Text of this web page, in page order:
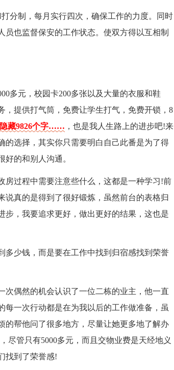
分制，每月实行四次，确保工作的力度。同时
也监督保安的工作状态。使双方得以互相制
多元，校园卡200多张以及大量的衣服和鞋
提供打气筒，免费让学生打气，免费开锁，8
藏9826个字…… ，也是我人生路上的进步吧!来
的选择，其实你只需要明白自己此番是为了得
的和别人沟通。
房过程中需要注意些什么，这都是一种学习!前
真的是得到了很好锻炼，虽然前台的表格归
步，我要追求更好，做出更好的结果，这也是
多少钱，而是要在工作中找到归宿感找到荣誉
次偶然的机会认识了一位二栋的业主，他一直
一次行动都是在为我以后的工作做准备，虽
的帮他问了很多地方，尽量让她更多地了解办
尽管只有5000多元，而且交物业费是天经地义
找到了荣誉感!